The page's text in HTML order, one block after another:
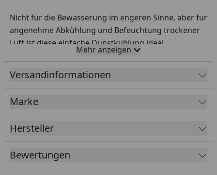
Nicht für die Bewässerung im engeren Sinne, aber für
angenehme Abkühlung und Befeuchtung trockener
Luft ist diese einfache Dunstkühlung ideal.
Auf bis zu 20 m² erreichen Sie damit eine Abkühlung
von 6-7 °C.
Produktmerkmale:
Inklusive T-Adapter alle 1,2 m
Vorinstalliertes System
In wenigen Minuten Einsatzbereit
Packmaß: 12 x 7 x 24 cm - 0,85 kg
Mehr anzeigen
Versandinformationen
Marke
Hersteller
Bewertungen